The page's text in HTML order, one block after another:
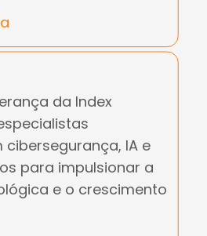
da Index
cibersegurança, IA e
para impulsionar a
e o crescimento